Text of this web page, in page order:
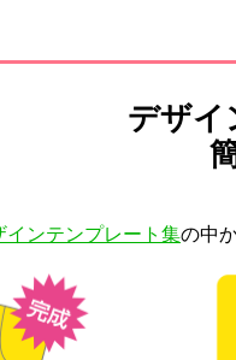
デザイ
インテンプレート集の中